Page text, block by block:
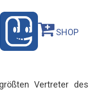
SHOP
Vertreter des